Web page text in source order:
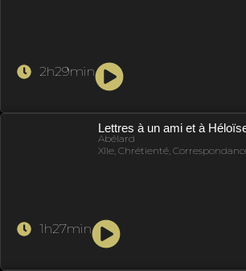
2h29min
Lettres à un ami et à
Abélard
XIIe, Chrétienté,
1h27min